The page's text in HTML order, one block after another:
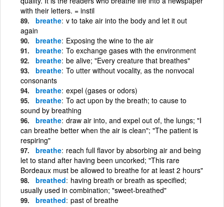
with their letters. = instil
breathe v to take air into the body and let it out
again
breathe Exposing the wine to the air
breathe To exchange gases with the environment
breathe be alive; "Every creature that breathes"
breathe To utter without vocality, as the nonvocal
consonants
breathe expel (gases or odors)
breathe To act upon by the breath; to cause to
sound by breathing
breathe draw air into, and expel out of, the lungs; "I
can breathe better when the air is clean"; "The patient is
respiring"
breathe reach full flavor by absorbing air and being
let to stand after having been uncorked; "This rare
Bordeaux must be allowed to breathe for at least 2 hours"
breathed having breath or breath as specified;
usually used in combination; "sweet-breathed"
breathed past of breathe